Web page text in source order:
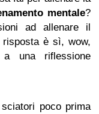
mentale?
ad allenare il
risposta è sì, wow,
una riflessione
poco prima